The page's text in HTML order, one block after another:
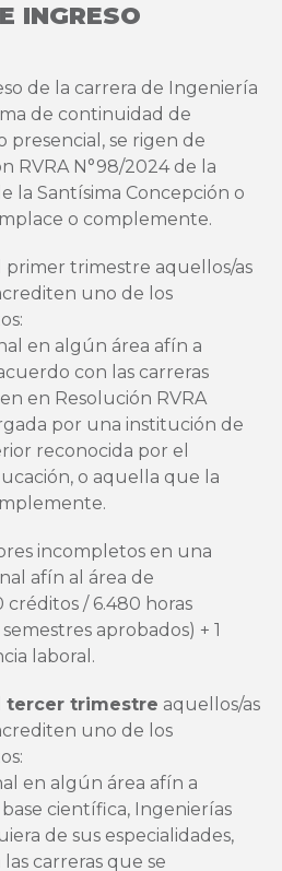
INGRESO
de la carrera de Ingeniería
de continuidad de
presencial, se rigen de
RVRA N°98/2024 de la
la Santísima Concepción o
o complemente.
primer trimestre aquellos/as
uno de los
en algún área afín a
con las carreras
en Resolución RVRA
por una institución de
reconocida por el
o aquella que la
incompletos en una
afín al área de
créditos / 6.480 horas
aprobados) + 1
laboral.
tercer trimestre aquellos/as
uno de los
en algún área afín a
científica, Ingenierías
de sus especialidades,
carreras que se